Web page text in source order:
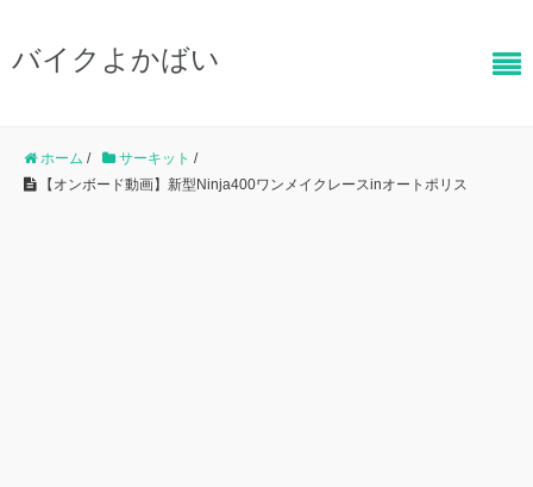
バイクよかばい
ホーム / サーキット /
【オンボード動画】新型Ninja400ワンメイクレースinオートポリス